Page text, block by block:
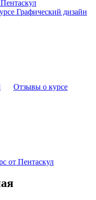
Графический дизайн
Отзывы о курсе
от Пентаскул